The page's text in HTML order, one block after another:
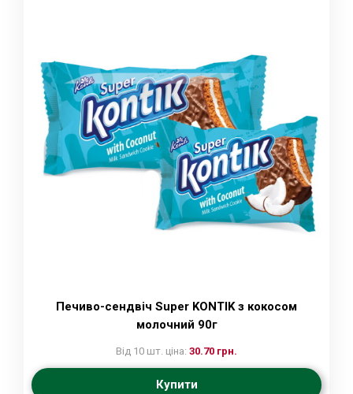
Печиво-сендвіч Super KONTIK з кокосом
молочний 90г
Від 10 шт. ціна: 30.70 грн.
Купити